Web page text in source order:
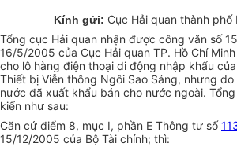
Kính gửi: Cục Hải quan thành phố
Tổng cục Hải quan nhận được công văn số
16/5/2005 của Cục Hải quan TP. Hồ Chí
cho lô hàng điện thoại di động nhập khẩu
Thiết bị Viễn thông Ngôi Sao Sáng, nhưng
nước đã xuất khẩu bán cho nước ngoài.
kiến như sau:
Căn cứ điểm 8, mục I, phần E Thông tư số
15/12/2005 của Bộ Tài chính; thì: